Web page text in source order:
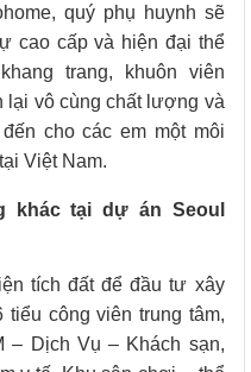
quý phụ huynh sẽ
cao cấp và hiện đại thể
trang, khuôn viên
lại vô cùng chất lượng và
cho các em một môi
Việt Nam.
khác tại dự án Seoul
tích đất để đầu tư xây
công viên trung tâm,
– Dịch Vụ – Khách sạn,